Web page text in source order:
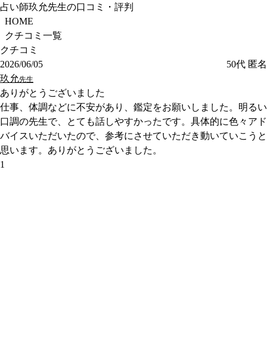
占い師玖允先生の口コミ・評判
HOME
クチコミ一覧
クチコミ
2026/06/05
50代 匿名
玖允先生
ありがとうございました
仕事、体調などに不安があり、鑑定をお願いしました。明るい
口調の先生で、とても話しやすかったです。具体的に色々アド
バイスいただいたので、参考にさせていただき動いていこうと
思います。ありがとうございました。
1